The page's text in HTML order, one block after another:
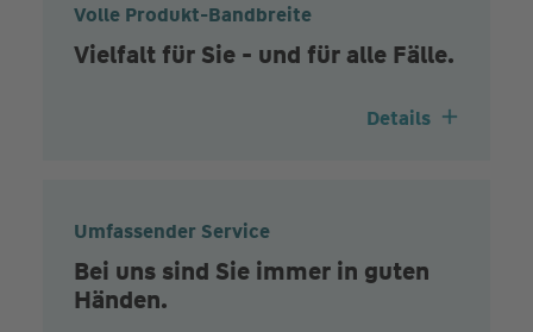
Volle Produkt-Bandbreite
Vielfalt für Sie - und für alle Fälle.
Details
Umfassender Service
Bei uns sind Sie immer in guten
Händen.